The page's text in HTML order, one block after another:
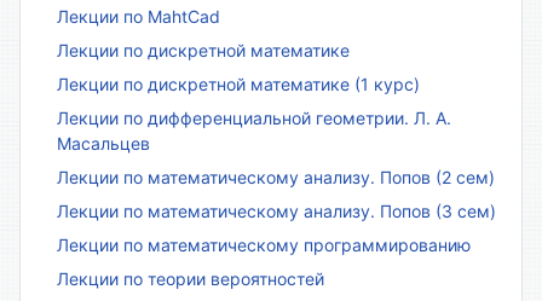
Лекции по MahtCad
Лекции по дискретной математике
Лекции по дискретной математике (1 курс)
Лекции по дифференциальной геометрии. Л. А.
Масальцев
Лекции по математическому анализу. Попов (2 сем)
Лекции по математическому анализу. Попов (3 сем)
Лекции по математическому программированию
Лекции по теории вероятностей